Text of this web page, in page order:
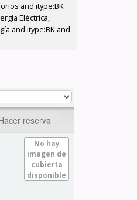
and itype:BK
Eléctrica,
and itype:BK and
reserva
No hay
imagen de
cubierta
disponible